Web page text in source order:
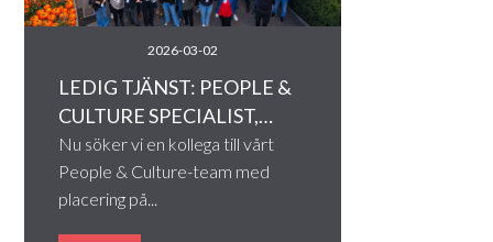
2026-03-02
LEDIG TJÄNST: PEOPLE &
CULTURE SPECIALIST,…
Nu söker vi en kollega till vårt
People & Culture-team med
placering på...